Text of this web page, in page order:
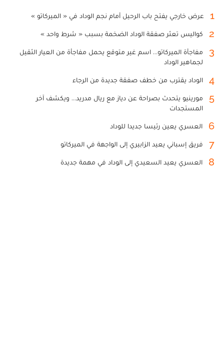
1 عرض خارجي يفتح باب الرحيل أمام نجم الوداد في « الميركاتو »
2 كواليس تعثر صفقة الوداد الضخمة بسبب « شرط واحد »
3
مفاجأة الميركاتو... اسم غير متوقع يحمل مفاجأة من العيار الثقيل
لجماهير الوداد
4 الوداد يقترب من خطف صفقة جديدة من الرجاء
5
مورينيو يتحدث بصراحة عن دياز مع ريال مدريد... ويكشف آخر
المستجدات
6 العسري يعين رئيسا جديدا للوداد
7 فريق إسباني يعيد الزابيري إلى الواجهة في الميركاتو
8 العسري يعيد السعيدي إلى الوداد في مهمة جديدة